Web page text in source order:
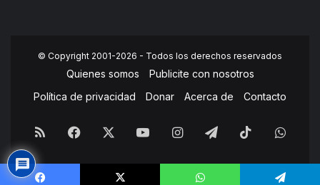
© Copyright 2001-2026 - Todos los derechos reservados
Quienes somos
Publicite con nosotros
Política de privacidad
Donar Acerca de Contacto
RSS Facebook YouTubeInstagramTelegramTikTok